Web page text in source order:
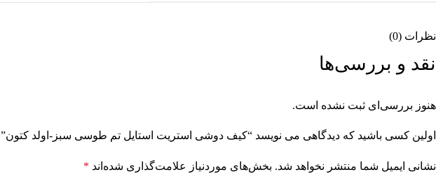
نظرات (0)
نقد و بررسی‌ها
هنوز بررسی‌ای ثبت نشده است.
اولین کسی باشید که دیدگاهی می نویسد “کیف دوشی استریت استایل تم طوسی سبز-اولد کتون”
نشانی ایمیل شما منتشر نخواهد شد. بخش‌های موردنیاز علامت‌گذاری شده‌اند *